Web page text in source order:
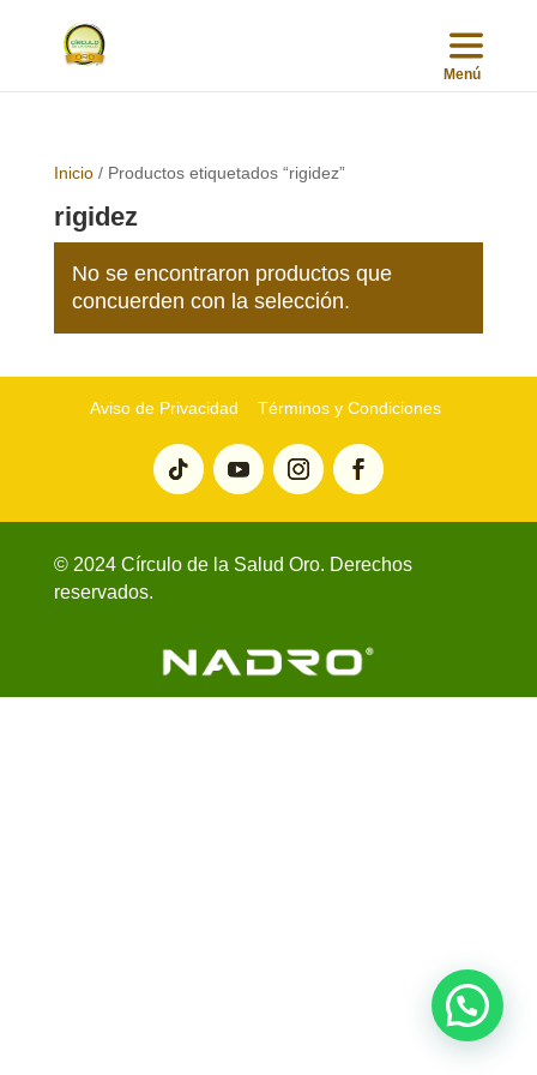
Inicio/ Productos etiquetados “rigidez”
rigidez
No se encontraron productos que
concuerden con la selección.
Aviso de Privacidad Términos y Condiciones
© 2024 Círculo de la Salud Oro. Derechos
reservados.